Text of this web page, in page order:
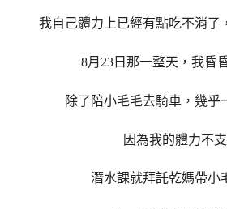
我自己體力上已經有點吃不消了
8月23日那一整天，我昏
除了陪小毛毛去騎車，幾乎
因為我的體力不支
潛水課就拜託乾媽帶小